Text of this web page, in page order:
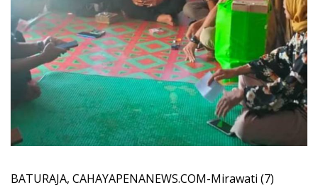
BATURAJA, CAHAYAPENANEWS.COM-Mirawati (7)